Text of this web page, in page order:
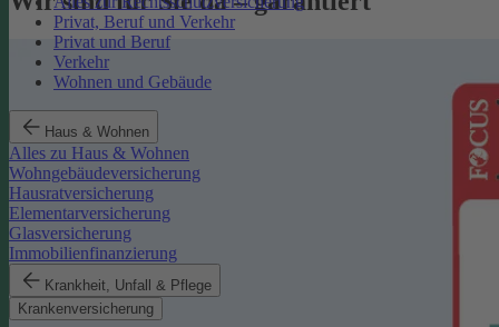
Privat, Beruf und Verkehr
Privat und Beruf
Verkehr
Wohnen und Gebäude
Haus & Wohnen
Alles zu Haus & Wohnen
Wohngebäudeversicherung
Hausratversicherung
Elementarversicherung
Glasversicherung
Immobilienfinanzierung
Krankheit, Unfall & Pflege
Krankenversicherung